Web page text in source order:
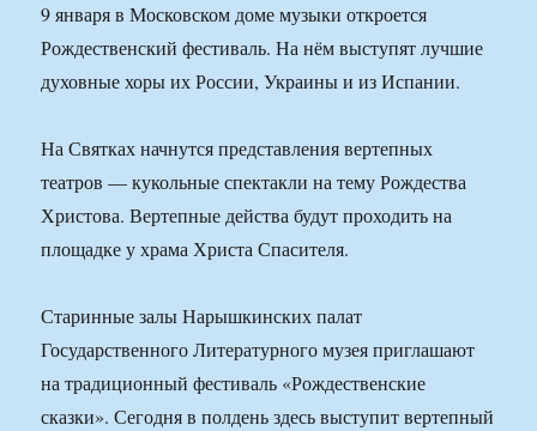
9 января в Московском доме музыки откроется
Рождественский фестиваль. На нём выступят лучшие
духовные хоры их России, Украины и из Испании.
На Святках начнутся представления вертепных
театров — кукольные спектакли на тему Рождества
Христова. Вертепные действа будут проходить на
площадке у храма Христа Спасителя.
Старинные залы Нарышкинских палат
Государственного Литературного музея приглашают
на традиционный фестиваль «Рождественские
сказки». Сегодня в полдень здесь выступит вертепный